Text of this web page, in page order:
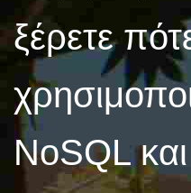
ξέρετε
NoSQL